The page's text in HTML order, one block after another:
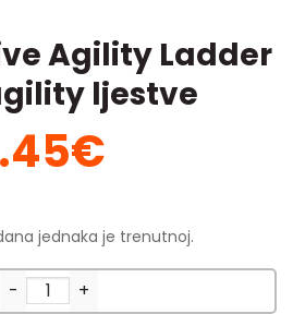
Agility Ladder
ljestve
€Trenutna
31.45€.
jednaka je trenutnoj.
SKLZ Reactive Agility